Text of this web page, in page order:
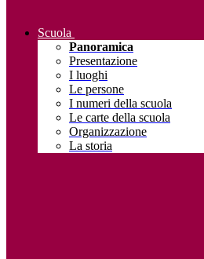
Scuola
Panoramica
Presentazione
I luoghi
Le persone
I numeri della scuola
Le carte della scuola
Organizzazione
La storia